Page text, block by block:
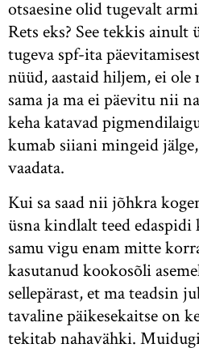
otsaesine olid tugevalt
Rets eks? See tekkis
tugeva spf-ita
nüüd, aastaid hiljem, ei ole
sama ja ma ei päevitu nii
keha katavad
kumab siiani mingeid
vaadata.
Kui sa saad nii jõhkra
üsna kindlalt teed edaspidi
samu vigu enam mitte
kasutanud kookosõli
sellepärast, et ma teadsin
tavaline päikesekaitse on
tekitab nahavähki.